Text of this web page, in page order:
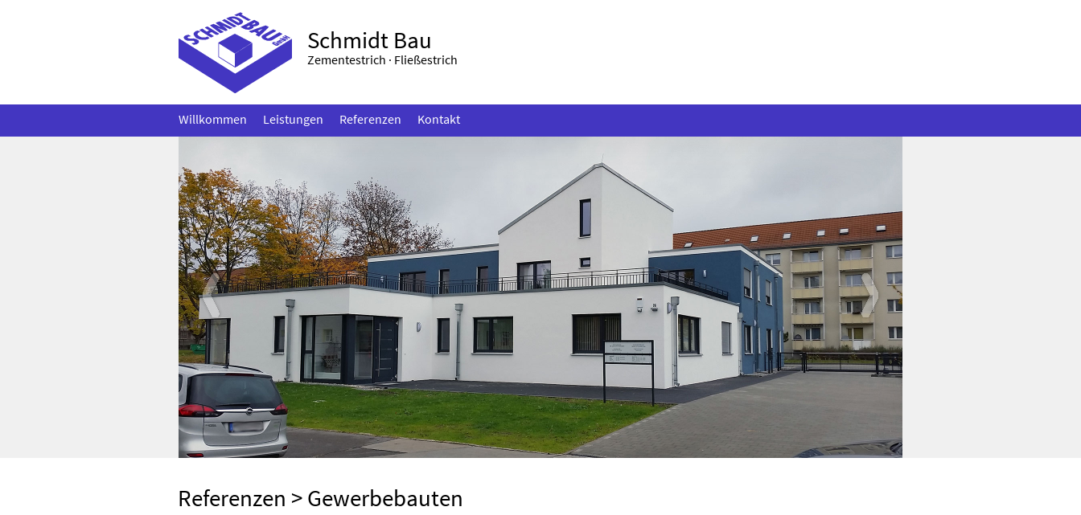
Schmidt Bau
Zementestrich · Fließestrich
Willkommen Leistungen Referenzen Kontakt
Referenzen > Gewerbebauten